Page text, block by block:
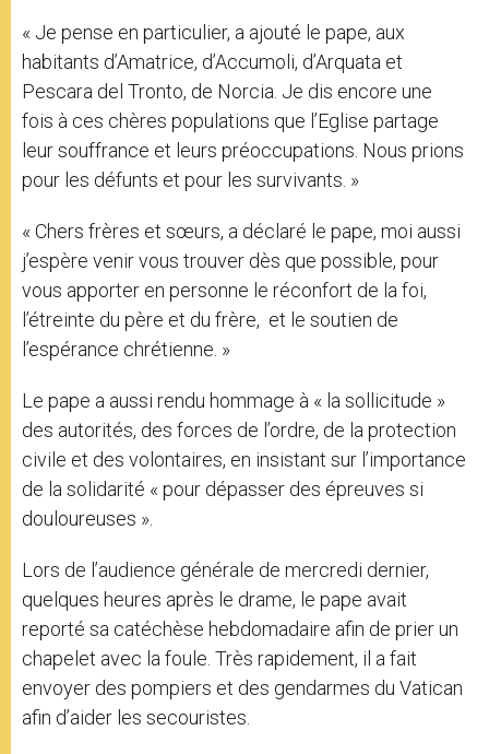
« Je pense en particulier, a ajouté le pape, aux
habitants d’Amatrice, d’Accumoli, d’Arquata et
Pescara del Tronto, de Norcia. Je dis encore une
fois à ces chères populations que l’Eglise partage
leur souffrance et leurs préoccupations. Nous prions
pour les défunts et pour les survivants. »
« Chers frères et sœurs, a déclaré le pape, moi aussi
j’espère venir vous trouver dès que possible, pour
vous apporter en personne le réconfort de la foi,
l’étreinte du père et du frère, et le soutien de
l’espérance chrétienne. »
Le pape a aussi rendu hommage à « la sollicitude »
des autorités, des forces de l’ordre, de la protection
civile et des volontaires, en insistant sur l’importance
de la solidarité « pour dépasser des épreuves si
douloureuses ».
Lors de l’audience générale de mercredi dernier,
quelques heures après le drame, le pape avait
reporté sa catéchèse hebdomadaire afin de prier un
chapelet avec la foule. Très rapidement, il a fait
envoyer des pompiers et des gendarmes du Vatican
afin d’aider les secouristes.